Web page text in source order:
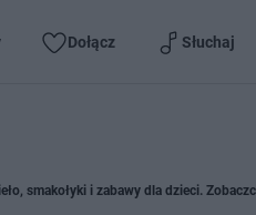
Dołącz Słuchaj
smakołyki i zabawy dla dzieci.